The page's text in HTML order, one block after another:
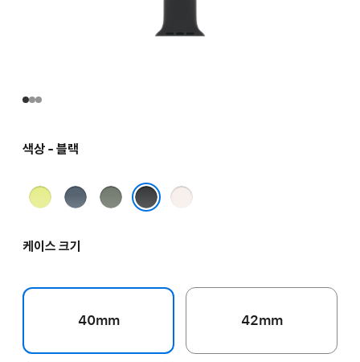
색상 - 블랙
네온
앵커
그린
라이트
케이스 크기
40mm 42mm